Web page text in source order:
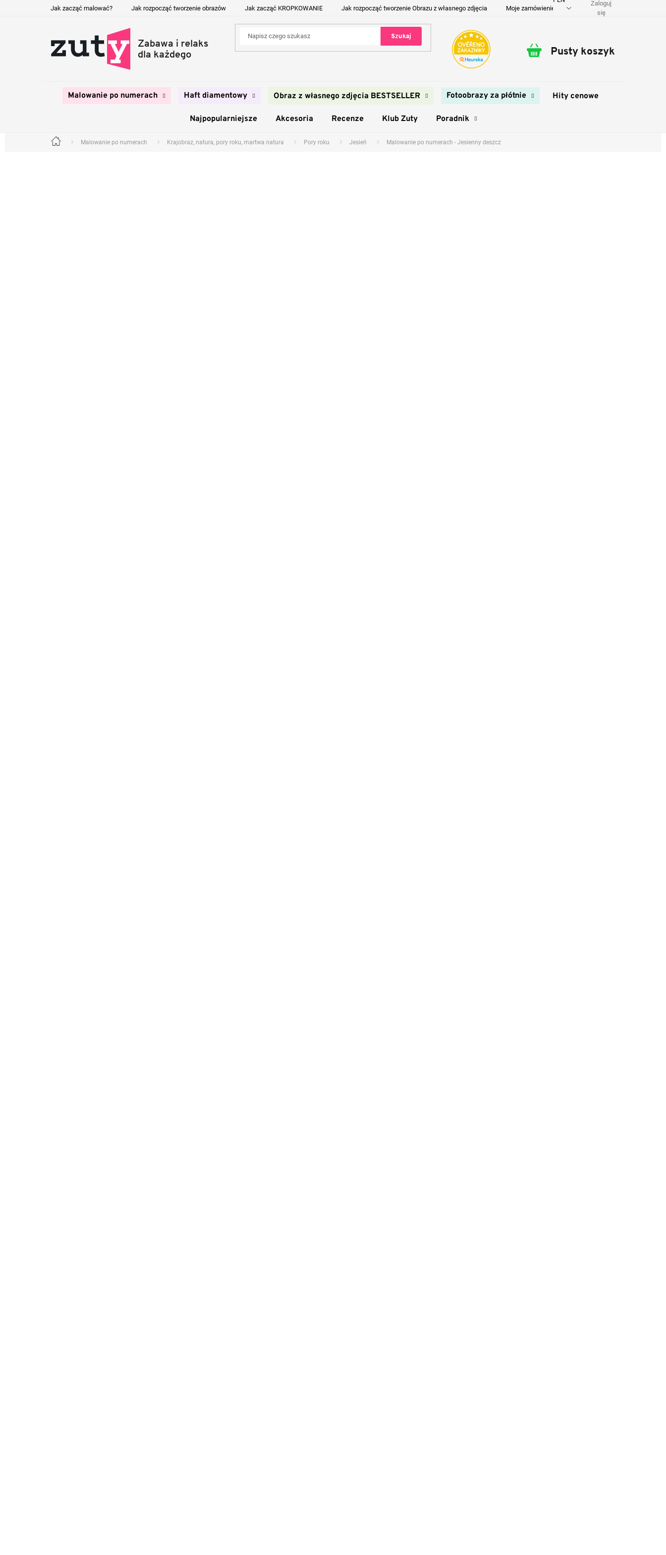
Jak zacząć malować? Jak rozpocząć tworzenie obrazów Jak zacząć KROPKOWANIE Jak rozpocząć tworzenie Obrazu z własnego zdjęcia Moje zamówienie Dostawa i płatność
Zaloguj
się
Szukaj
Koszyk
Pusty koszyk
Malowanie po numerach Haft diamentowy Obraz z własnego zdjęcia BESTSELLER Fotoobrazy za płótnie Hity cenowe
Najpopularniejsze Akcesoria Recenze Klub Zuty Poradnik
Home Malowanie po numerach Krajobraz, natura, pory roku, martwa natura Pory roku Jesień Malowanie po numerach - Jesienny deszcz